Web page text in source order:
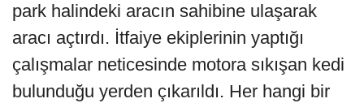
park halindeki aracın sahibine ulaşarak
aracı açtırdı. İtfaiye ekiplerinin yaptığı
çalışmalar neticesinde motora sıkışan kedi
bulunduğu yerden çıkarıldı. Her hangi bir